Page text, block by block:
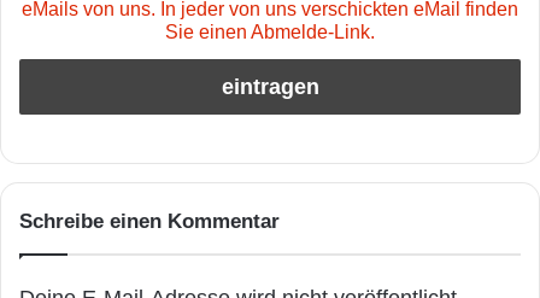
eMails von uns. In jeder von uns verschickten eMail finden
Sie einen Abmelde-Link.
Schreibe einen Kommentar